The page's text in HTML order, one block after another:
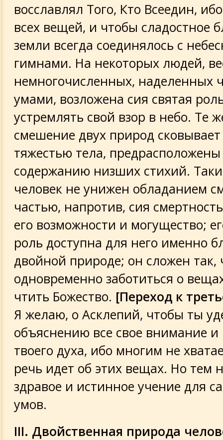
восславлял Того, Кто Всеедин,
всех вещей, и чтобы сладостное
земли всегда соединялось с
гимнами. На некоторых людей,
немногочисленных, наделенных
умами, возложена сия святая
устремлять свой взор в небо. Те
смешение двух природ
тяжестью тела, предрасположены
содержанию низших стихий.
человек не унижен обладанием
частью, напротив, сия
его возможности и могущество;
роль доступна для него именно
двойной природе; он сложен так,
одновременно заботиться о
чтить Божество. [Переход к
Я желаю, о Асклепий, чтобы ты
объяснению все свое внимание и
твоего духа, ибо многим не
речь идет об этих вещах. Но тем
здравое и истинное учение для
умов.
III. Двойственная природа